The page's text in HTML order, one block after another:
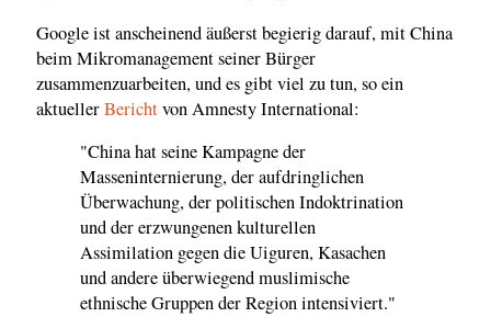
Google ist anscheinend äußerst begierig darauf, mit China
beim Mikromanagement seiner Bürger
zusammenzuarbeiten, und es gibt viel zu tun, so ein
aktuellerBerichtvon Amnesty International:
"China hat seine Kampagne der
Masseninternierung, der aufdringlichen
Überwachung, der politischen Indoktrination
und der erzwungenen kulturellen
Assimilation gegen die Uiguren, Kasachen
und andere überwiegend muslimische
ethnische Gruppen der Region intensiviert."